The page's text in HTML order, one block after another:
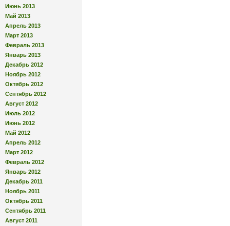
Июнь 2013
Май 2013
Апрель 2013
Март 2013
Февраль 2013
Январь 2013
Декабрь 2012
Ноябрь 2012
Октябрь 2012
Сентябрь 2012
Август 2012
Июль 2012
Июнь 2012
Май 2012
Апрель 2012
Март 2012
Февраль 2012
Январь 2012
Декабрь 2011
Ноябрь 2011
Октябрь 2011
Сентябрь 2011
Август 2011